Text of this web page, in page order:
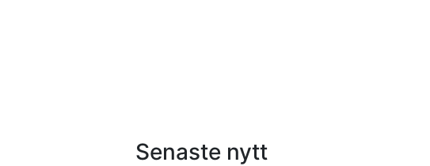
Senaste nytt